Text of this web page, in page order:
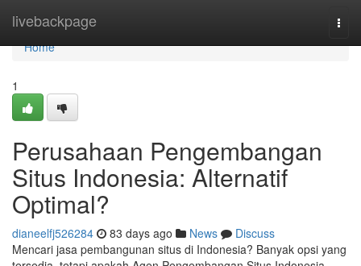
livebackpage
Home
Home
1
Perusahaan Pengembangan
Situs Indonesia: Alternatif
Optimal?
dianeelfj526284 83 days ago News
Discuss
Mencari jasa pembangunan situs di Indonesia? Banyak opsi yang